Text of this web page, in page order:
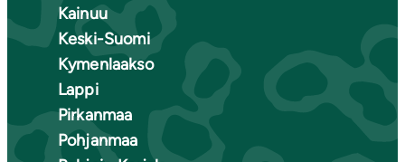
Kainuu
Keski-Suomi
Kymenlaakso
Lappi
Pirkanmaa
Pohjanmaa